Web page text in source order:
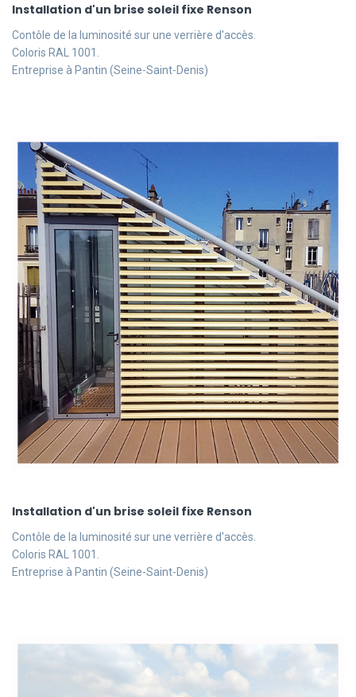
Installation d'un brise soleil fixe Renson
Contôle de la luminosité sur une verrière d'accès.
Coloris RAL 1001.
Entreprise à Pantin (Seine-Saint-Denis)
Installation d'un brise soleil fixe Renson
Contôle de la luminosité sur une verrière d'accès.
Coloris RAL 1001.
Entreprise à Pantin (Seine-Saint-Denis)